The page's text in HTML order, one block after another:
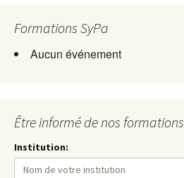
Formations SyPa
Aucun événement
Être informé de nos formations
Institution: